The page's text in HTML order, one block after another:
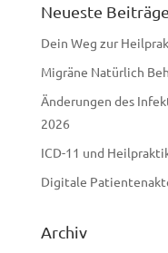
Neueste Beiträge
Dein Weg zur
Migräne Natürlich
Änderungen des
2026
ICD-11 und
Digitale
Archiv